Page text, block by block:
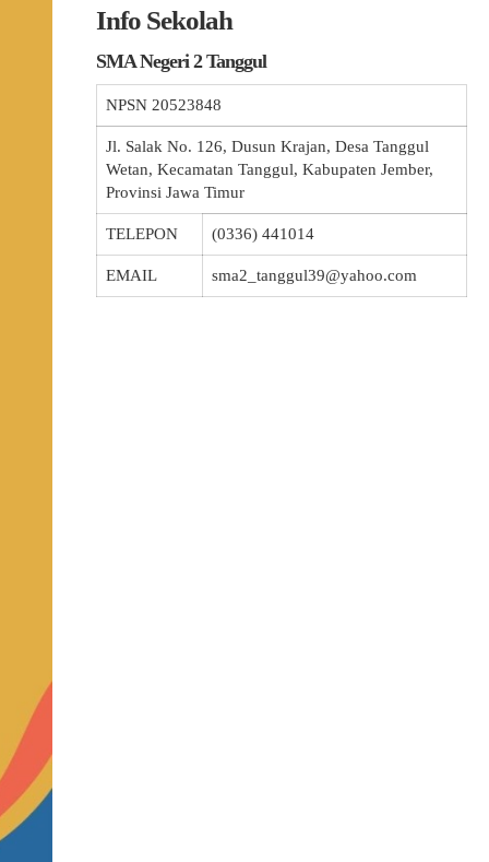
Info Sekolah
SMA Negeri 2 Tanggul
NPSN 20523848
Jl. Salak No. 126, Dusun Krajan, Desa Tanggul
Wetan, Kecamatan Tanggul, Kabupaten Jember,
Provinsi Jawa Timur
TELEPON (0336) 441014
EMAIL sma2_tanggul39@yahoo.com